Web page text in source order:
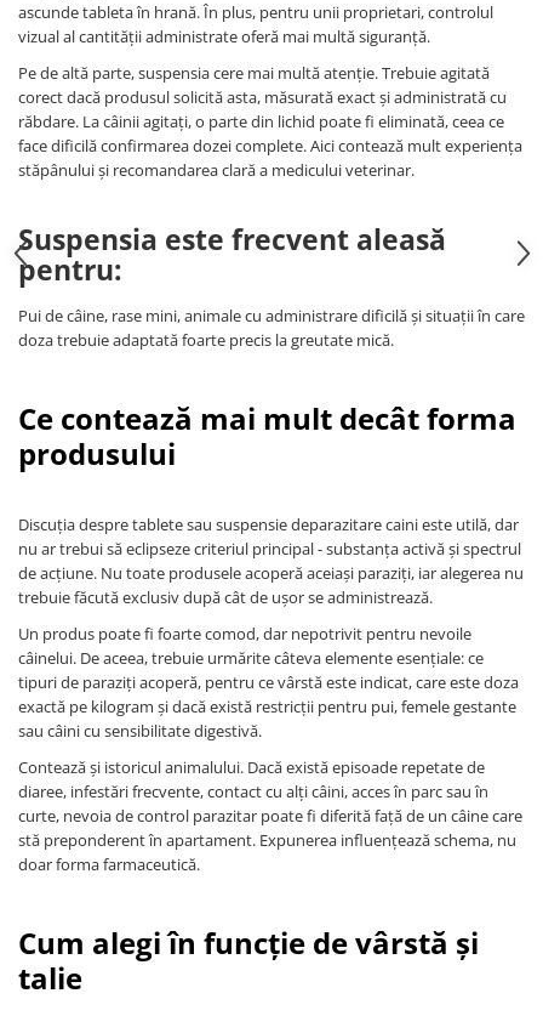
ascunde tableta în hrană. În plus, pentru unii proprietari, controlul
vizual al cantității administrate oferă mai multă siguranță.
Pe de altă parte, suspensia cere mai multă atenție. Trebuie agitată
corect dacă produsul solicită asta, măsurată exact și administrată cu
răbdare. La câinii agitați, o parte din lichid poate fi eliminată, ceea ce
face dificilă confirmarea dozei complete. Aici contează mult experiența
stăpânului și recomandarea clară a medicului veterinar.
Suspensia este frecvent aleasă
pentru:
Pui de câine, rase mini, animale cu administrare dificilă și situații în care
doza trebuie adaptată foarte precis la greutate mică.
Ce contează mai mult decât forma
produsului
Discuția despre tablete sau suspensie deparazitare caini este utilă, dar
nu ar trebui să eclipseze criteriul principal - substanța activă și spectrul
de acțiune. Nu toate produsele acoperă aceiași paraziți, iar alegerea nu
trebuie făcută exclusiv după cât de ușor se administrează.
Un produs poate fi foarte comod, dar nepotrivit pentru nevoile
câinelui. De aceea, trebuie urmărite câteva elemente esențiale: ce
tipuri de paraziți acoperă, pentru ce vârstă este indicat, care este doza
exactă pe kilogram și dacă există restricții pentru pui, femele gestante
sau câini cu sensibilitate digestivă.
Contează și istoricul animalului. Dacă există episoade repetate de
diaree, infestări frecvente, contact cu alți câini, acces în parc sau în
curte, nevoia de control parazitar poate fi diferită față de un câine care
stă preponderent în apartament. Expunerea influențează schema, nu
doar forma farmaceutică.
Cum alegi în funcție de vârstă și
talie